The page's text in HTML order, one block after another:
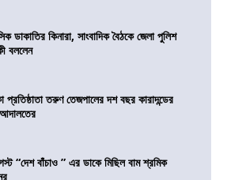
ডাকাতির কিনারা, সাংবাদিক বৈঠকে জেলা পুলিশ
বললেন
প্রতিষ্ঠাতা তরুণ তেজপালের দশ বছর কারাদন্ডের
আদালতের
“দেশ বাঁচাও ” এর ডাকে মিছিল বাম শ্রমিক